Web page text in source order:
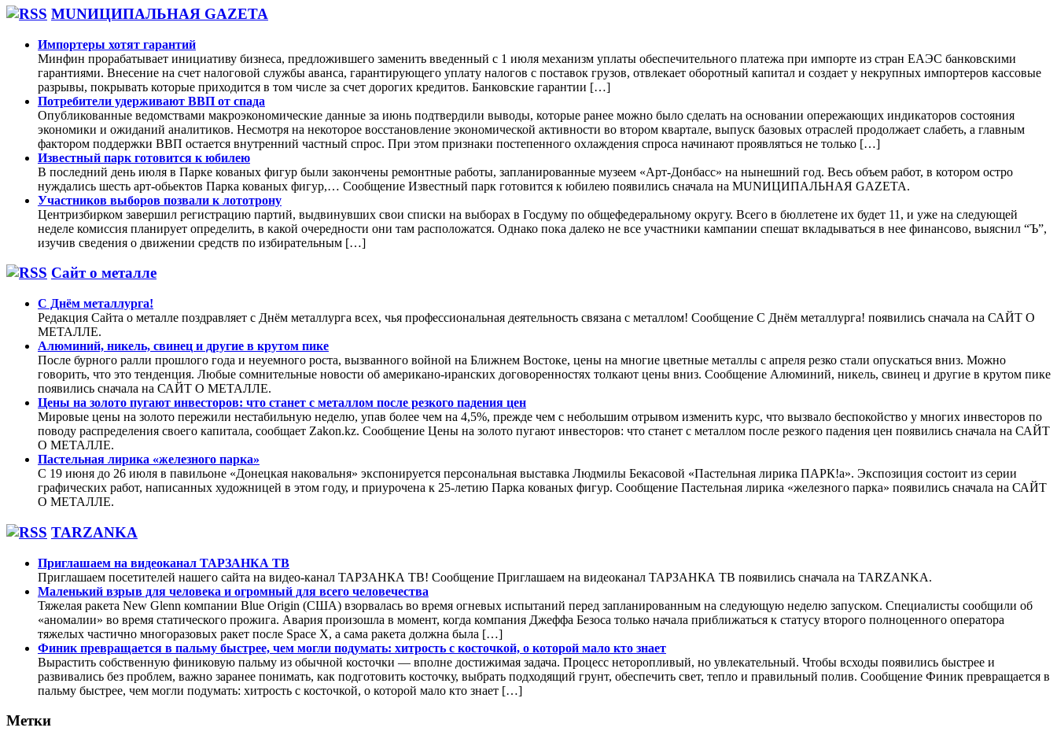
MUNИЦИПАЛЬНАЯ GAZЕТА
Импортеры хотят гарантий
Минфин прорабатывает инициативу бизнеса, предложившего заменить введенный с 1 июля механизм уплаты обеспечительного платежа при импорте из стран ЕАЭС банковскими
гарантиями. Внесение на счет налоговой службы аванса, гарантирующего уплату налогов с поставок грузов, отвлекает оборотный капитал и создает у некрупных импортеров кассовые
разрывы, покрывать которые приходится в том числе за счет дорогих кредитов. Банковские гарантии […]
Потребители удерживают ВВП от спада
Опубликованные ведомствами макроэкономические данные за июнь подтвердили выводы, которые ранее можно было сделать на основании опережающих индикаторов состояния
экономики и ожиданий аналитиков. Несмотря на некоторое восстановление экономической активности во втором квартале, выпуск базовых отраслей продолжает слабеть, а главным
фактором поддержки ВВП остается внутренний частный спрос. При этом признаки постепенного охлаждения спроса начинают проявляться не только […]
Известный парк готовится к юбилею
В последний день июля в Парке кованых фигур были закончены ремонтные работы, запланированные музеем «Арт-Донбасс» на нынешний год. Весь объем работ, в котором остро
нуждались шесть арт-обьектов Парка кованых фигур,… Сообщение Известный парк готовится к юбилею появились сначала на MUNИЦИПАЛЬНАЯ GAZЕТА.
Участников выборов позвали к лототрону
Центризбирком завершил регистрацию партий, выдвинувших свои списки на выборах в Госдуму по общефедеральному округу. Всего в бюллетене их будет 11, и уже на следующей
неделе комиссия планирует определить, в какой очередности они там расположатся. Однако пока далеко не все участники кампании спешат вкладываться в нее финансово, выяснил “Ъ”,
изучив сведения о движении средств по избирательным […]
Сайт о металле
С Днём металлурга!
Редакция Сайта о металле поздравляет с Днём металлурга всех, чья профессиональная деятельность связана с металлом! Сообщение С Днём металлурга! появились сначала на САЙТ О
МЕТАЛЛЕ.
Алюминий, никель, свинец и другие в крутом пике
После бурного ралли прошлого года и неуемного роста, вызванного войной на Ближнем Востоке, цены на многие цветные металлы с апреля резко стали опускаться вниз. Можно
говорить, что это тенденция. Любые сомнительные новости об американо-иранских договоренностях толкают цены вниз. Сообщение Алюминий, никель, свинец и другие в крутом пике
появились сначала на САЙТ О МЕТАЛЛЕ.
Цены на золото пугают инвесторов: что станет с металлом после резкого падения цен
Мировые цены на золото пережили нестабильную неделю, упав более чем на 4,5%, прежде чем с небольшим отрывом изменить курс, что вызвало беспокойство у многих инвесторов по
поводу распределения своего капитала, сообщает Zakon.kz. Сообщение Цены на золото пугают инвесторов: что станет с металлом после резкого падения цен появились сначала на САЙТ
О МЕТАЛЛЕ.
Пастельная лирика «железного парка»
С 19 июня до 26 июля в павильоне «Донецкая наковальня» экспонируется персональная выставка Людмилы Бекасовой «Пастельная лирика ПАРК!а». Экспозиция состоит из серии
графических работ, написанных художницей в этом году, и приурочена к 25-летию Парка кованых фигур. Сообщение Пастельная лирика «железного парка» появились сначала на САЙТ
О МЕТАЛЛЕ.
TARZANKA
Приглашаем на видеоканал ТАРЗАНКА ТВ
Приглашаем посетителей нашего сайта на видео-канал ТАРЗАНКА ТВ! Сообщение Приглашаем на видеоканал ТАРЗАНКА ТВ появились сначала на TARZANKA.
Маленький взрыв для человека и огромный для всего человечества
Тяжелая ракета New Glenn компании Blue Origin (США) взорвалась во время огневых испытаний перед запланированным на следующую неделю запуском. Специалисты сообщили об
«аномалии» во время статического прожига. Авария произошла в момент, когда компания Джеффа Безоса только начала приближаться к статусу второго полноценного оператора
тяжелых частично многоразовых ракет после Space X, а сама ракета должна была […]
Финик превращается в пальму быстрее, чем могли подумать: хитрость с косточкой, о которой мало кто знает
Вырастить собственную финиковую пальму из обычной косточки — вполне достижимая задача. Процесс неторопливый, но увлекательный. Чтобы всходы появились быстрее и
развивались без проблем, важно заранее понимать, как подготовить косточку, выбрать подходящий грунт, обеспечить свет, тепло и правильный полив. Сообщение Финик превращается в
пальму быстрее, чем могли подумать: хитрость с косточкой, о которой мало кто знает […]
Метки